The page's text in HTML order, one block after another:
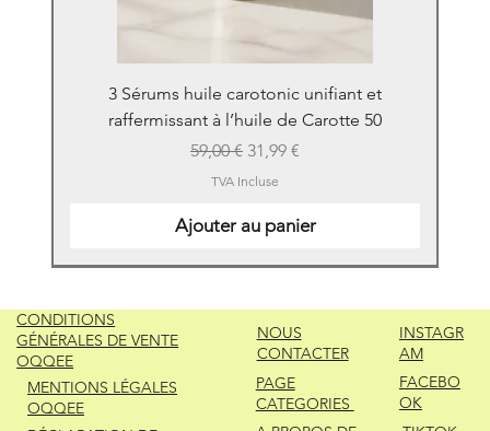
3 Sérums huile carotonic unifiant et
raffermissant à l’huile de Carotte 50
Prix original
59,00 € Prix promotionnel
31,99 €
TVA Incluse
Ajouter au panier
INSTAGR
AM
FACEBO
OK
NOUS
CONTACTER
PAGE
CATEGORIES
CONDITIONS
GÉNÉRALES DE VENTE
OQQEE
MENTIONS LÉGALES
OQQEE